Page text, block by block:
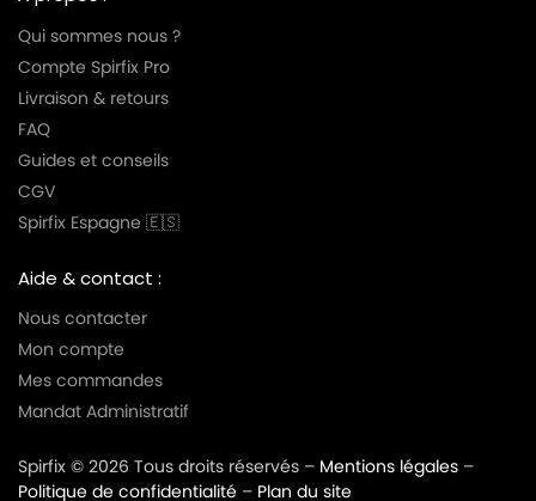
Qui sommes nous ?
Compte Spirfix Pro
Livraison & retours
FAQ
Guides et conseils
CGV
Spirfix Espagne 🇪🇸
Aide & contact :
Nous contacter
Mon compte
Mes commandes
Mandat Administratif
Spirfix © 2026 Tous droits réservés – Mentions légales –
Politique de confidentialité – Plan du site